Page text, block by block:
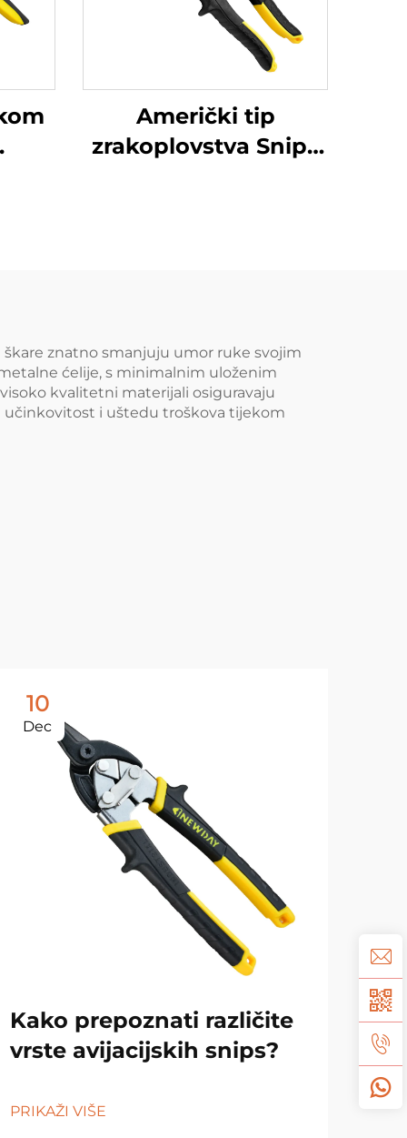
Američki tip
zrakoplovstva Snips
znatno smanjuju umor ruke svojim
ćelije, s minimalnim uloženim
kvalitetni materijali osiguravaju
učinkovitost i uštedu troškova tijekom
10
Dec
Kako prepoznati različite
vrste avijacijskih snips?
PRIKAŽI VIŠE